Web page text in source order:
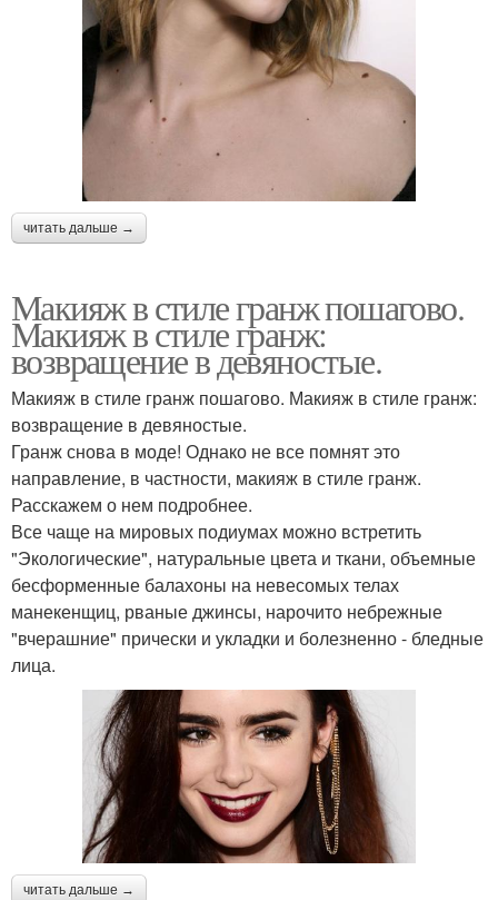
читать дальше →
Макияж в стиле гранж пошагово.
Макияж в стиле гранж:
возвращение в девяностые.
Макияж в стиле гранж пошагово. Макияж в стиле гранж:
возвращение в девяностые.
Гранж снова в моде! Однако не все помнят это
направление, в частности, макияж в стиле гранж.
Расскажем о нем подробнее.
Все чаще на мировых подиумах можно встретить
"Экологические", натуральные цвета и ткани, объемные
бесформенные балахоны на невесомых телах
манекенщиц, рваные джинсы, нарочито небрежные
"вчерашние" прически и укладки и болезненно - бледные
лица.
читать дальше →